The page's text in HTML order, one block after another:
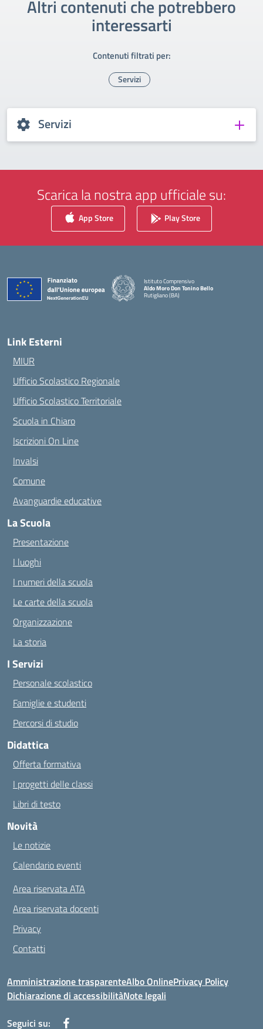
Altri contenuti che potrebbero
interessarti
Contenuti filtrati per:
Servizi
Servizi
Scarica la nostra app ufficiale su:
App Store Play Store
Istituto Comprensivo
Aldo Moro Don Tonino Bello
Rutigliano (BA)
— Visita la pagina iniziale della scuola
Link Esterni
MIUR
Ufficio Scolastico Regionale
Ufficio Scolastico Territoriale
Scuola in Chiaro
Iscrizioni On Line
Invalsi
Comune
Avanguardie educative
La Scuola
Presentazione
I luoghi
I numeri della scuola
Le carte della scuola
Organizzazione
La storia
I Servizi
Personale scolastico
Famiglie e studenti
Percorsi di studio
Didattica
Offerta formativa
I progetti delle classi
Libri di testo
Novità
Le notizie
Calendario eventi
Area riservata ATA
Area riservata docenti
Privacy
Contatti
Amministrazione trasparenteAlbo OnlinePrivacy Policy
Dichiarazione di accessibilitàNote legali
Seguici su: